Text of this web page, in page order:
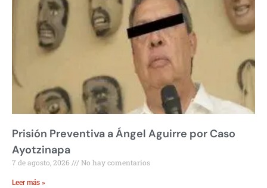
Prisión Preventiva a Ángel Aguirre por Caso
Ayotzinapa
7 de agosto, 2026 No hay comentarios
Leer más »